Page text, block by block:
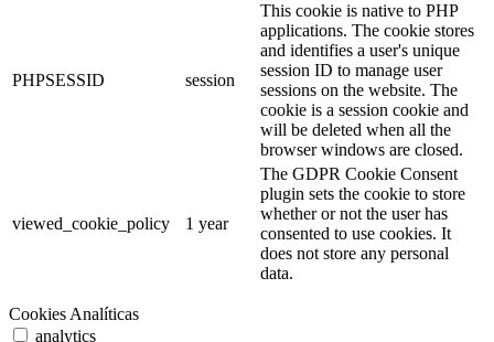
PHPSESSID session
This cookie is native to PHP
applications. The cookie stores
and identifies a user's unique
session ID to manage user
sessions on the website. The
cookie is a session cookie and
will be deleted when all the
browser windows are closed.
viewed_cookie_policy 1 year
The GDPR Cookie Consent
plugin sets the cookie to store
whether or not the user has
consented to use cookies. It
does not store any personal
data.
Cookies Analíticas
analytics